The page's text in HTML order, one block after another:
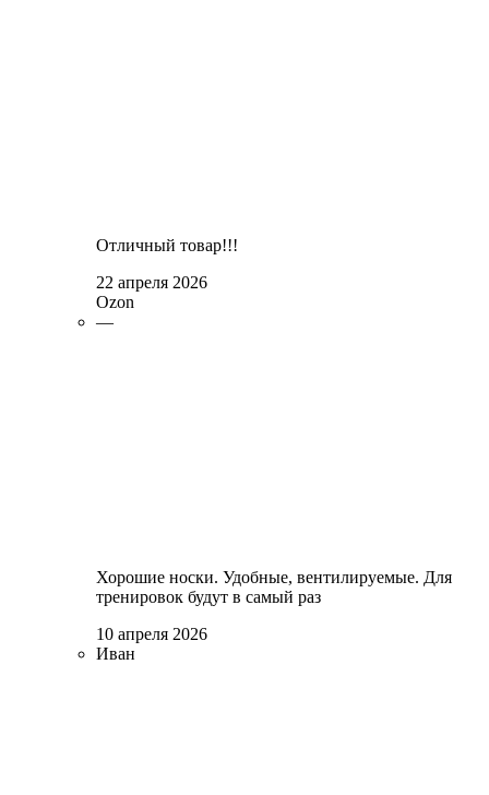
Отличный товар!!!
22 апреля 2026
Ozon
—
Хорошие носки. Удобные, вентилируемые. Для
тренировок будут в самый раз
10 апреля 2026
Иван